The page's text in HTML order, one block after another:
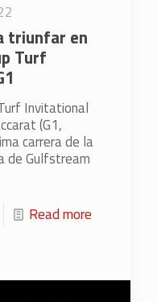
triunfar en
Turf
Invitational
(G1,
carrera de la
de Gulfstream
Read more